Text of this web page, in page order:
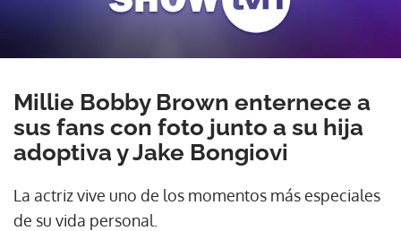
Millie Bobby Brown enternece a
sus fans con foto junto a su hija
adoptiva y Jake Bongiovi
La actriz vive uno de los momentos más especiales
de su vida personal.